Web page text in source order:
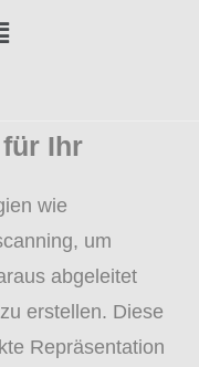
Ihr
wie
um
abgeleitet
erstellen. Diese
Repräsentation